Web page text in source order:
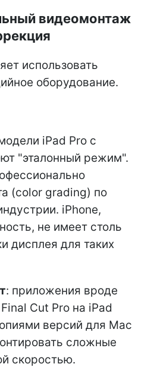
видеомонтаж
использовать
оборудование.
iPad Pro с
"эталонный режим".
(color grading) по
iPhone,
не имеет столь
дисплея для таких
: приложения вроде
Cut Pro на iPad
версий для Mac
сложные
скоростью.